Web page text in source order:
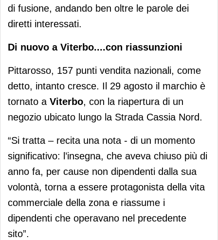
di fusione, andando ben oltre le parole dei
diretti interessati.
Di nuovo a Viterbo....con riassunzioni
Pittarosso, 157 punti vendita nazionali, come
detto, intanto cresce. Il 29 agosto il marchio è
tornato a Viterbo, con la riapertura di un
negozio ubicato lungo la Strada Cassia Nord.
“Si tratta – recita una nota - di un momento
significativo: l’insegna, che aveva chiuso più di
anno fa, per cause non dipendenti dalla sua
volontà, torna a essere protagonista della vita
commerciale della zona e riassume i
dipendenti che operavano nel precedente
sito”.